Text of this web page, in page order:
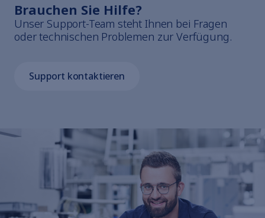
Brauchen Sie Hilfe?
Unser Support-Team steht Ihnen bei Fragen
oder technischen Problemen zur Verfügung.
Support kontaktieren